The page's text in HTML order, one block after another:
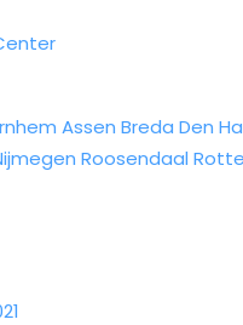
Assen Breda Den
Roosendaal